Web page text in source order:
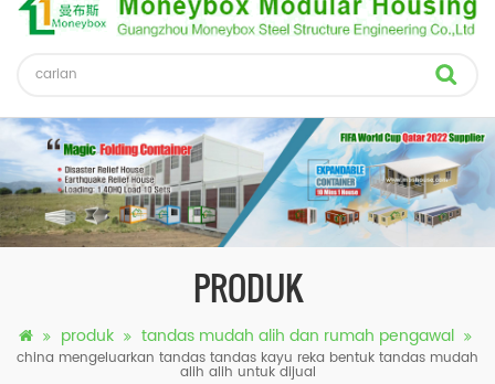
PRODUK
produk tandas mudah alih dan rumah pengawal
china mengeluarkan tandas tandas kayu reka bentuk tandas mudah
alih alih untuk dijual